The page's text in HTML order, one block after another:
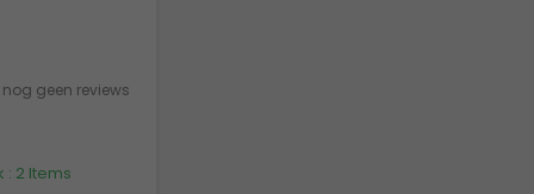
nog geen reviews
: 2 Items